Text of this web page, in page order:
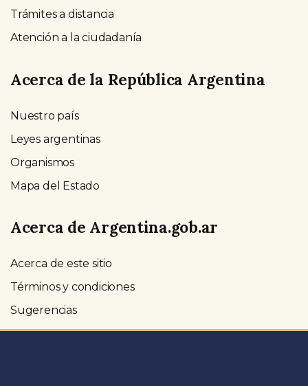
Trámites a distancia
Atención a la ciudadanía
Acerca de la República Argentina
Nuestro país
Leyes argentinas
Organismos
Mapa del Estado
Acerca de Argentina.gob.ar
Acerca de este sitio
Términos y condiciones
Sugerencias